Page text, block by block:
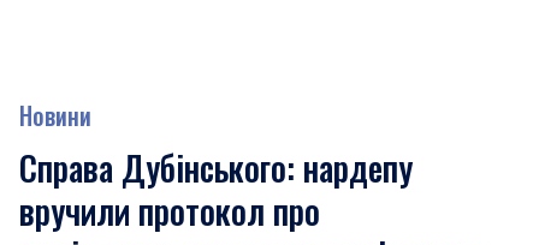
Новини
Справа Дубінського: нардепу
вручили протокол про